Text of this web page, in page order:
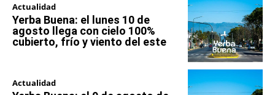
Actualidad
Yerba Buena: el lunes 10 de
agosto llega con cielo 100%
cubierto, frío y viento del este
Actualidad